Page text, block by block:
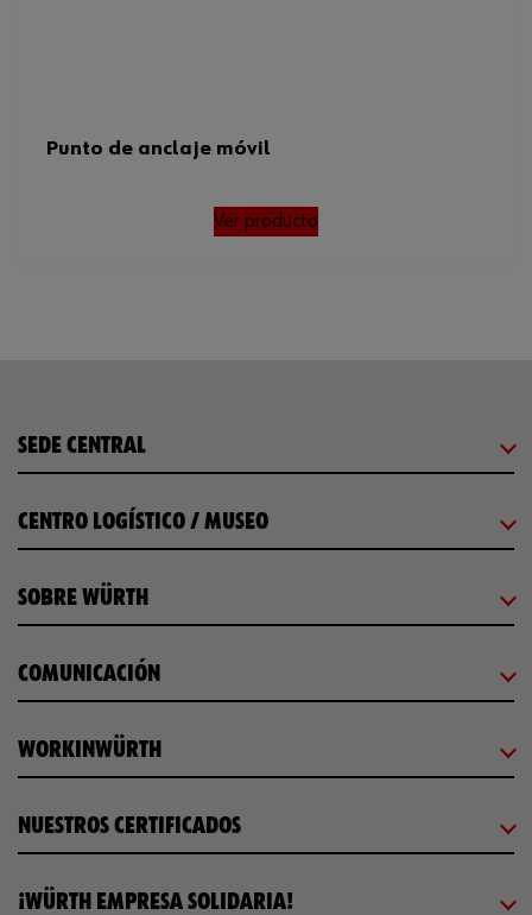
Punto de anclaje móvil
Ver producto
SEDE CENTRAL
CENTRO LOGÍSTICO / MUSEO
SOBRE WÜRTH
COMUNICACIÓN
WORKINWÜRTH
NUESTROS CERTIFICADOS
¡WÜRTH EMPRESA SOLIDARIA!